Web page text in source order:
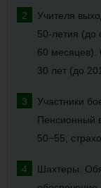
Учителя
50-летия (до
60
30 лет (до
Участники
Пенсионный
50−55,
Шахтеры.